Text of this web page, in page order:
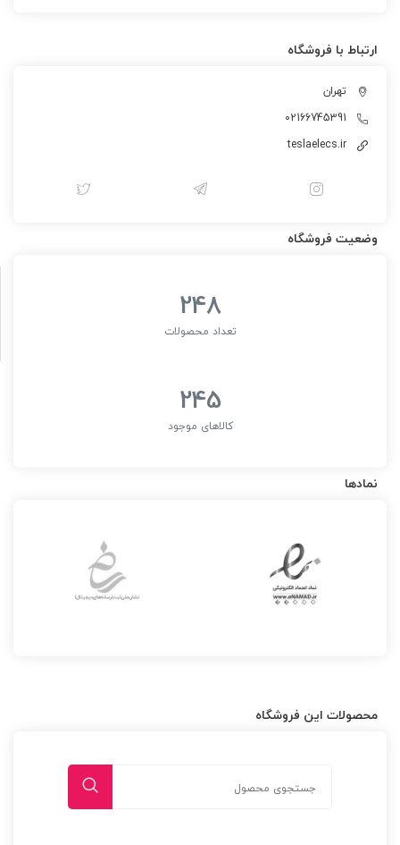
ارتباط با فروشگاه
02166745391
teslaelecs.ir
وضعیت فروشگاه
248
تعداد محصولات
245
کالاهای موجود
نمادها
محصولات این فروشگاه